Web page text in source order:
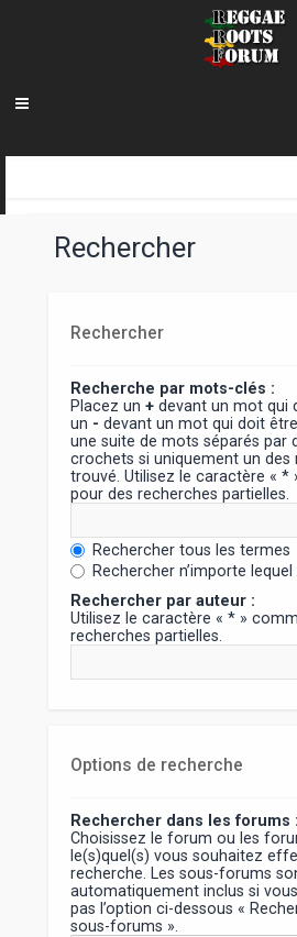
Rechercher
Rechercher
Recherche par mots-clés :
Placez un +devant un mot qui
un - devant un mot qui doit
une suite de mots séparés par
crochets si uniquement un
trouvé. Utilisez le caractère « *
pour des recherches partielles.
Rechercher tous les termes
Rechercher n’importe
Rechercher par auteur :
Utilisez le caractère « * »
recherches partielles.
Options de recherche
Rechercher dans les forums :
Choisissez le forum ou les
le(s)quel(s) vous souhaitez
recherche. Les sous-forums
automatiquement inclus si
pas l’option ci-dessous «
sous-forums ».